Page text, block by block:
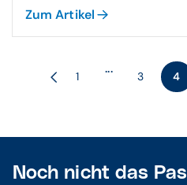
Zum Artikel
1
...
3 4
Noch nicht das